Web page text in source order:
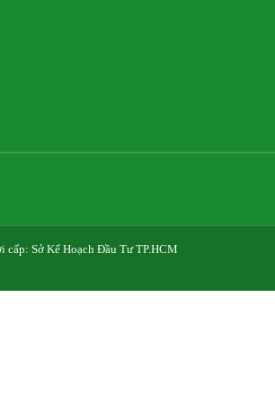
Sở Kế Hoạch Đầu Tư TP.HCM